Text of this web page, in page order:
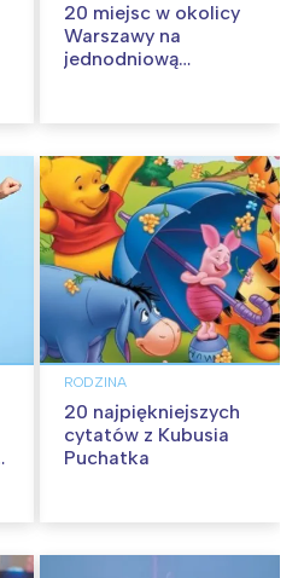
20 miejsc w okolicy
Warszawy na
jednodniową
RODZINA
20 najpiękniejszych
cytatów z Kubusia
Puchatka